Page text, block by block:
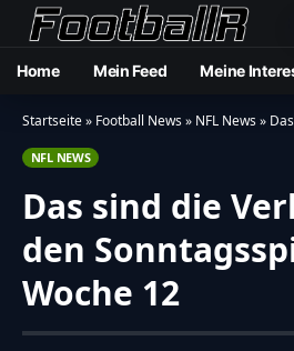
Home Mein Feed Meine
Startseite» Football News» NFL News» Das
NFL NEWS
Das sind die
den
Woche 12